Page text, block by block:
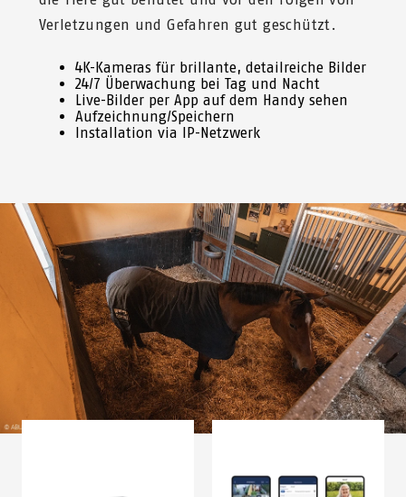
Verletzungen und Gefahren gut geschützt.
4K-Kameras für brillante, detailreiche Bilder
24/7 Überwachung bei Tag und Nacht
Live-Bilder per App auf dem Handy sehen
Aufzeichnung/Speichern
Installation via IP-Netzwerk